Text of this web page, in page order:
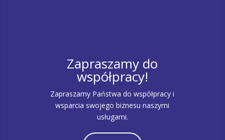
Zapraszamy do
współpracy!
Zapraszamy Państwa do współpracy i
wsparcia swojego biznesu naszymi
usługami.